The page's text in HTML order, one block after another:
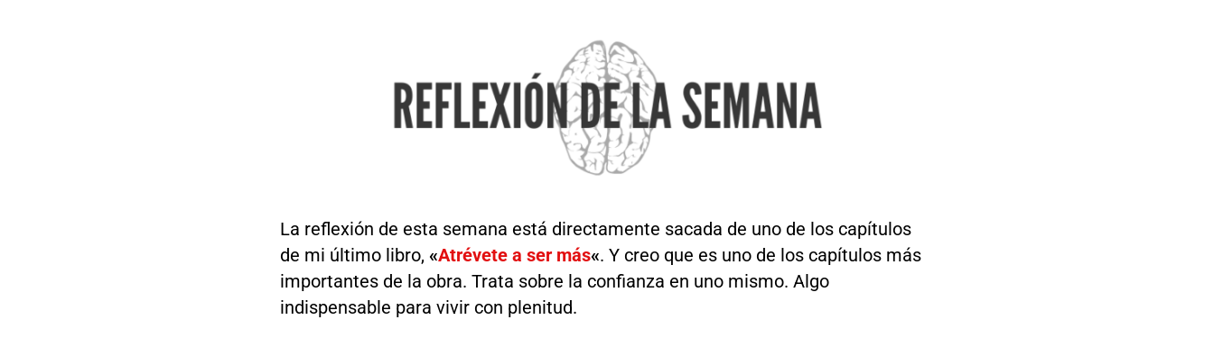
La reflexión de esta semana está directamente sacada de uno de los capítulos
de mi último libro, «Atrévete a ser más«. Y creo que es uno de los capítulos más
importantes de la obra. Trata sobre la confianza en uno mismo. Algo
indispensable para vivir con plenitud.